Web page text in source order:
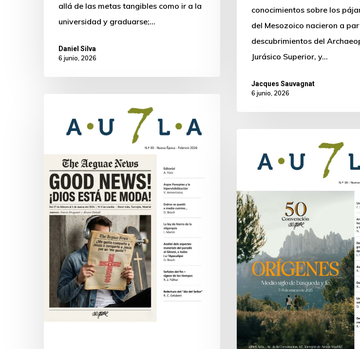
allá de las metas tangibles como ir a la
universidad y graduarse;…
Daniel Silva
6 junio, 2026
conocimientos sobre los
del Mesozoico nacieron a
descubrimientos del
Jurásico Superior, y…
Jacques Sauvagnat
6 junio, 2026